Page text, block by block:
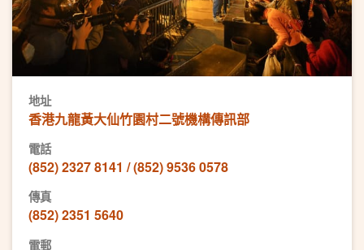
地址
香港九龍黃大仙竹園村二號機構傳訊部
電話
(852) 2327 8141 / (852) 9536 0578
傳真
(852) 2351 5640
電郵